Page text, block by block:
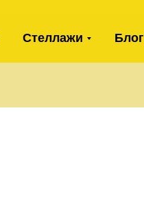
Стеллажи Блог